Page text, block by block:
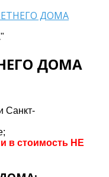
ДОМА
ДОМА
Санкт-
в стоимость НЕ